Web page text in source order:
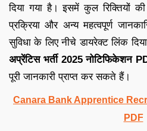
दिया गया है। इसमें कुल रिक्तियों
प्रक्रिया और अन्य महत्वपूर्ण
सुविधा के लिए नीचे डायरेक्ट लिंक
अप्रेंटिस भर्ती 2025 नोटिफिकेशन
पूरी जानकारी प्राप्त कर सकते हैं।
Canara Bank Apprentice
PDF